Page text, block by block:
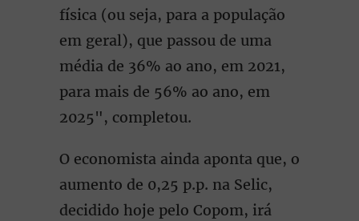
física (ou seja, para a população
em geral), que passou de uma
média de 36% ao ano, em 2021,
para mais de 56% ao ano, em
2025", completou.
O economista ainda aponta que, o
aumento de 0,25 p.p. na Selic,
decidido hoje pelo Copom, irá